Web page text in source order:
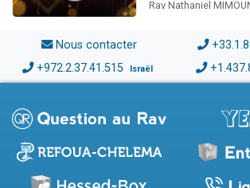
Rav Nathaniel
Nous contacter
+972.2.37.41.515 Israël